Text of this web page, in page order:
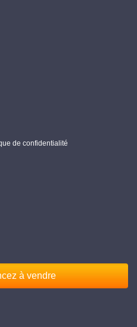
de confidentialité
à vendre